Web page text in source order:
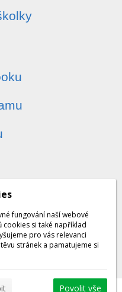
fungování naší webové
cookies si také například
pro vás relevanci
stránek a pamatujeme si
Povolit vše